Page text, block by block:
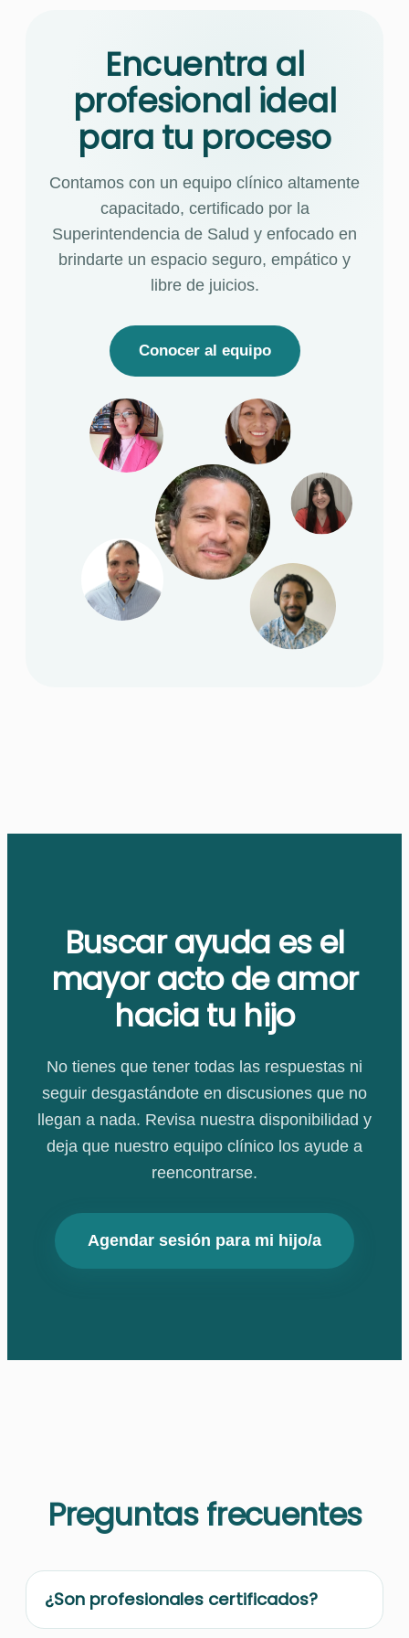
Encuentra al
profesional ideal
para tu proceso
Contamos con un equipo clínico altamente
capacitado, certificado por la
Superintendencia de Salud y enfocado en
brindarte un espacio seguro, empático y
libre de juicios.
Conocer al equipo
Buscar ayuda es el
mayor acto de amor
hacia tu hijo
No tienes que tener todas las respuestas ni
seguir desgastándote en discusiones que no
llegan a nada. Revisa nuestra disponibilidad y
deja que nuestro equipo clínico los ayude a
reencontrarse.
Agendar sesión para mi hijo/a
Preguntas frecuentes
¿Son profesionales certificados?